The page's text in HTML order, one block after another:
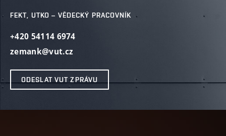
FEKT, UTKO – VĚDECKÝ PRACOVNÍK
+420 54114 6974
zemank@vut.cz
ODESLAT VUT ZPRÁVU